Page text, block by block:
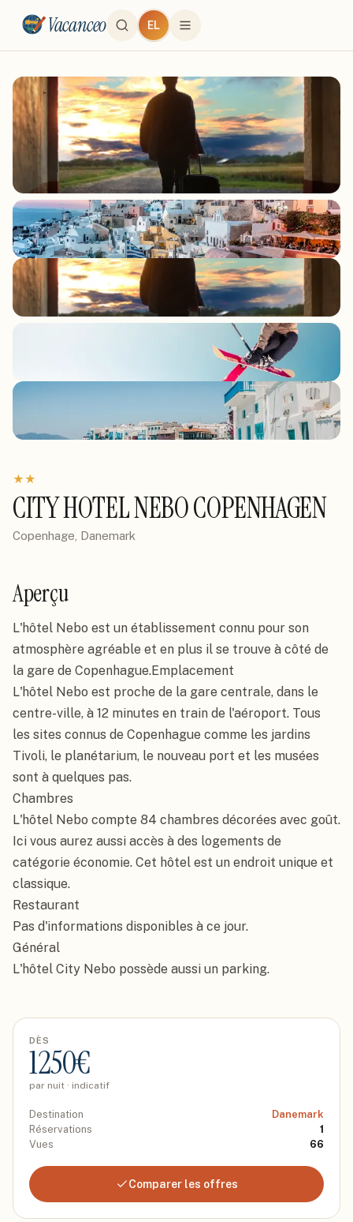
Vacanceo EL
★★
CITY HOTEL NEBO COPENHAGEN
Copenhage, Danemark
Aperçu
L'hôtel Nebo est un établissement connu pour son
atmosphère agréable et en plus il se trouve à côté de
la gare de Copenhague.Emplacement
L'hôtel Nebo est proche de la gare centrale, dans le
centre-ville, à 12 minutes en train de l'aéroport. Tous
les sites connus de Copenhague comme les jardins
Tivoli, le planétarium, le nouveau port et les musées
sont à quelques pas.
Chambres
L'hôtel Nebo compte 84 chambres décorées avec goût.
Ici vous aurez aussi accès à des logements de
catégorie économie. Cet hôtel est un endroit unique et
classique.
Restaurant
Pas d'informations disponibles à ce jour.
Général
L'hôtel City Nebo possède aussi un parking.
DÈS
1250€
par nuit · indicatif
Destination
Danemark
Réservations
1
Vues
66
Comparer les offres